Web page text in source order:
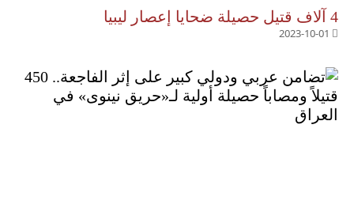
4 آلاف قتيل حصيلة ضحايا إعصار ليبيا
2023-10-01